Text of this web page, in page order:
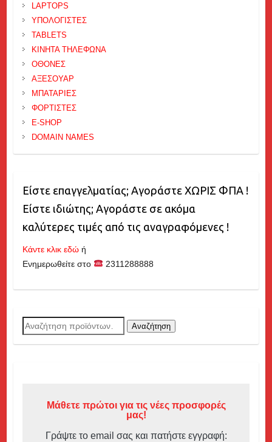
LAPTOPS
ΥΠΟΛΟΓΙΣΤΕΣ
TABLETS
ΚΙΝΗΤΑ ΤΗΛΕΦΩΝΑ
ΟΘΟΝΕΣ
ΑΞΕΣΟΥΑΡ
ΜΠΑΤΑΡΙΕΣ
ΦΟΡΤΙΣΤΕΣ
E-SHOP
DOMAIN NAMES
Είστε επαγγελματίας; Αγοράστε ΧΩΡΙΣ ΦΠΑ !
Είστε ιδιώτης; Αγοράστε σε ακόμα
καλύτερες τιμές από τις αναγραφόμενες !
Κάντε κλικ εδώή
Ενημερωθείτε στο
2311288888
Αναζήτηση
για:
Αναζήτηση
Μάθετε πρώτοι για τις νέες προσφορές
μας!
Γράψτε το email σας και πατήστε εγγραφή: